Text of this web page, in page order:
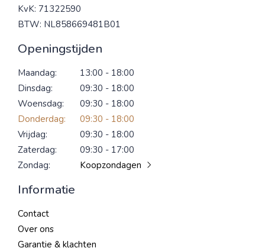
KvK: 71322590
BTW: NL858669481B01
Openingstijden
Maandag:
13:00 - 18:00
Dinsdag:
09:30 - 18:00
Woensdag:
09:30 - 18:00
Donderdag:
09:30 - 18:00
Vrijdag:
09:30 - 18:00
Zaterdag:
09:30 - 17:00
Zondag:
Koopzondagen
Informatie
Contact
Over ons
Garantie & klachten